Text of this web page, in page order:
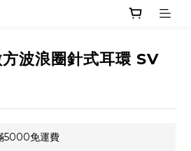
波浪圈針式耳環 SV
5000免運費